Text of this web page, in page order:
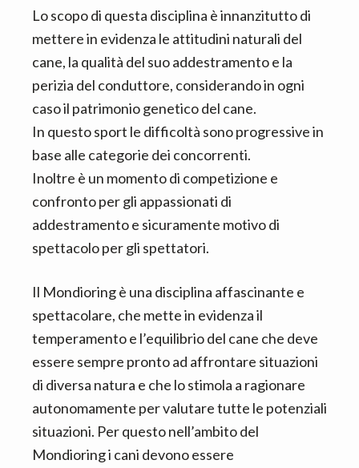
Lo scopo di questa disciplina è innanzitutto di
mettere in evidenza le attitudini naturali del
cane, la qualità del suo addestramento e la
perizia del conduttore, considerando in ogni
caso il patrimonio genetico del cane.
In questo sport le difficoltà sono progressive in
base alle categorie dei concorrenti.
Inoltre è un momento di competizione e
confronto per gli appassionati di
addestramento e sicuramente motivo di
spettacolo per gli spettatori.
Il Mondioring è una disciplina affascinante e
spettacolare, che mette in evidenza il
temperamento e l’equilibrio del cane che deve
essere sempre pronto ad affrontare situazioni
di diversa natura e che lo stimola a ragionare
autonomamente per valutare tutte le potenziali
situazioni. Per questo nell’ambito del
Mondioring i cani devono essere